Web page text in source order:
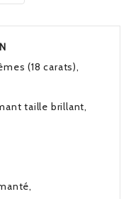
(18 carats),
taille brillant,